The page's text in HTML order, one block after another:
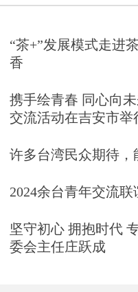
“茶+”发展模式走进
香
携手绘青春 同心向
交流活动在吉安市举
许多台湾民众期待
2024余台青年交流
坚守初心 拥抱时代
委会主任庄跃成